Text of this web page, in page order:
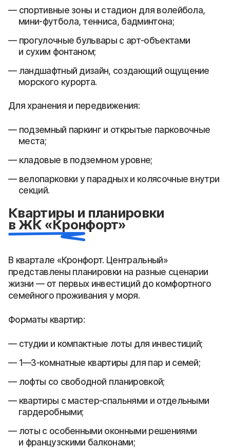
спортивные зоны и стадион для волейбола,
мини-футбола, тенниса, бадминтона;
прогулочные бульвары с арт-объектами
и сухим фонтаном;
ландшафтный дизайн, создающий ощущение
морского курорта.
Для хранения и передвижения:
подземный паркинг и открытые парковочные
места;
кладовые в подземном уровне;
велопарковки у парадных и колясочные внутри
секций.
Квартиры и планировки
в ЖК «Кронфорт»
В квартале «Кронфорт. Центральный»
представлены планировки на разные сценарии
жизни — от первых инвестиций до комфортного
семейного проживания у моря.
Форматы квартир:
студии и компактные лоты для инвестиций;
1—3-комнатные квартиры для пар и семей;
лофты со свободной планировкой;
квартиры с мастер-спальнями и отдельными
гардеробными;
лоты с особенными оконными решениями
и французскими балконами;